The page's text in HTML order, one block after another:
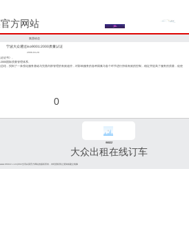
方网站
集团动态
宁波大众通过iso9001:2000质量认证
2008-04-29
证书》。
国际质量管理体系。
，找到了一条强化服务基础与完善内部管理的有效途径，对影响服务的各种因素与各个环节进行持续有效的控制，稳定并提高了服务的质量，促使
0
96822
大众出租在线订车
全讯白菜官方网站的版权所有，未经授权禁止复制或建立镜像